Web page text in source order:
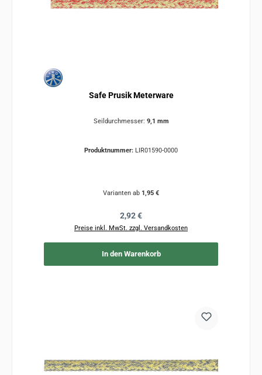
Safe Prusik Meterware
Seildurchmesser: 9,1 mm
Produktnummer: LIR01590-0000
Varianten ab 1,95 €
Regulärer Preis:
2,92 €
Preise inkl. MwSt. zzgl. Versandkosten
In den Warenkorb